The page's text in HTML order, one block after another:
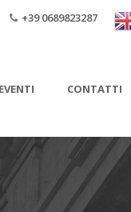
+39 0689823287
EVENTI CONTATTI